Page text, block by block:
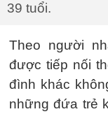
39 tuổi.
Theo người
được tiếp nối
đình khác
những đứa trẻ